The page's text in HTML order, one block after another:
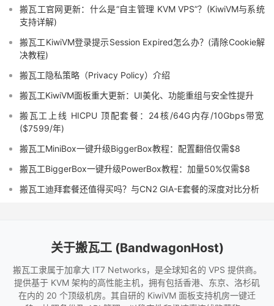
搬瓦工官网更新：什么是“自主管理 KVM VPS”？(KiwiVM与系统
支持详解)
搬瓦工KiwiVM登录提示Session Expired怎么办？(清除Cookie解
决教程)
搬瓦工隐私策略（Privacy Policy）介绍
搬瓦工KiwiVM面板重大更新：UI美化、功能重组与安全性提升
搬瓦工上线 HICPU 顶配套餐：24核/64G内存/10Gbps带宽
($7599/年)
搬瓦工MiniBox一键升级BiggerBox教程：配置翻倍仅需$8
搬瓦工BiggerBox一键升级PowerBox教程：加量50%仅需$8
搬瓦工迪拜套餐还值得买吗？与CN2 GIA-E套餐的深度对比分析
关于搬瓦工 (BandwagonHost)
搬瓦工隶属于加拿大 IT7 Networks，是全球知名的 VPS 提供商。
提供基于 KVM 架构的高性能主机，拥有包括香港、东京、洛杉矶
在内的 20 个顶级机房。其自研的 KiwiVM 面板支持机房一键迁